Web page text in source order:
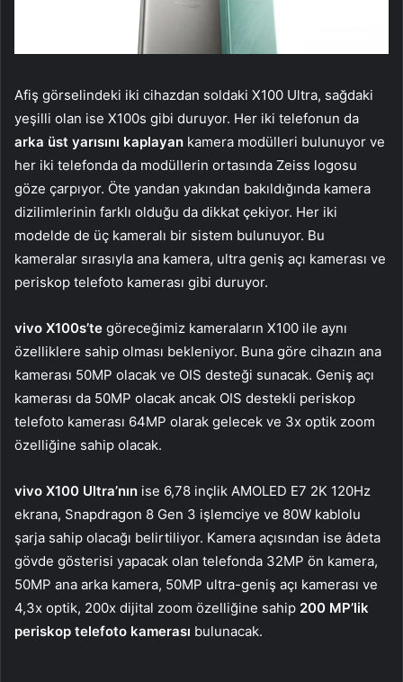
Afiş görselindeki iki cihazdan soldaki X100 Ultra, sağdaki
yeşilli olan ise X100s gibi duruyor. Her iki telefonun da
arka üst yarısını kaplayan kamera modülleri bulunuyor ve
her iki telefonda da modüllerin ortasında Zeiss logosu
göze çarpıyor. Öte yandan yakından bakıldığında kamera
dizilimlerinin farklı olduğu da dikkat çekiyor. Her iki
modelde de üç kameralı bir sistem bulunuyor. Bu
kameralar sırasıyla ana kamera, ultra geniş açı kamerası ve
periskop telefoto kamerası gibi duruyor.
vivo X100s’te göreceğimiz kameraların X100 ile aynı
özelliklere sahip olması bekleniyor. Buna göre cihazın ana
kamerası 50MP olacak ve OIS desteği sunacak. Geniş açı
kamerası da 50MP olacak ancak OIS destekli periskop
telefoto kamerası 64MP olarak gelecek ve 3x optik zoom
özelliğine sahip olacak.
vivo X100 Ultra’nın ise 6,78 inçlik AMOLED E7 2K 120Hz
ekrana, Snapdragon 8 Gen 3 işlemciye ve 80W kablolu
şarja sahip olacağı belirtiliyor. Kamera açısından ise âdeta
gövde gösterisi yapacak olan telefonda 32MP ön kamera,
50MP ana arka kamera, 50MP ultra-geniş açı kamerası ve
4,3x optik, 200x dijital zoom özelliğine sahip 200 MP’lik
periskop telefoto kamerası bulunacak.